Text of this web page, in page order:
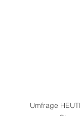
Umfrage